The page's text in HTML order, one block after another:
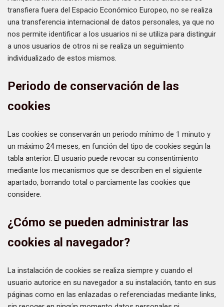
transfiera fuera del Espacio Económico Europeo, no se realiza
una transferencia internacional de datos personales, ya que no
nos permite identificar a los usuarios ni se utiliza para distinguir
a unos usuarios de otros ni se realiza un seguimiento
individualizado de estos mismos.
Periodo de conservación de las
cookies
Las cookies se conservarán un periodo mínimo de 1 minuto y
un máximo 24 meses, en función del tipo de cookies según la
tabla anterior. El usuario puede revocar su consentimiento
mediante los mecanismos que se describen en el siguiente
apartado, borrando total o parciamente las cookies que
considere.
¿Cómo se pueden administrar las
cookies al navegador?
La instalación de cookies se realiza siempre y cuando el
usuario autorice en su navegador a su instalación, tanto en sus
páginas como en las enlazadas o referenciadas mediante links,